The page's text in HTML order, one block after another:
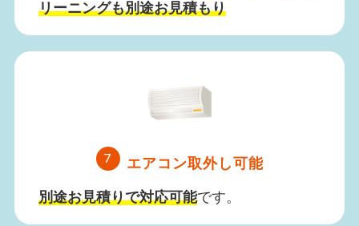
リーニングも別途お見積もり
7 エアコン取外し可能
別途お見積りで対応可能です。